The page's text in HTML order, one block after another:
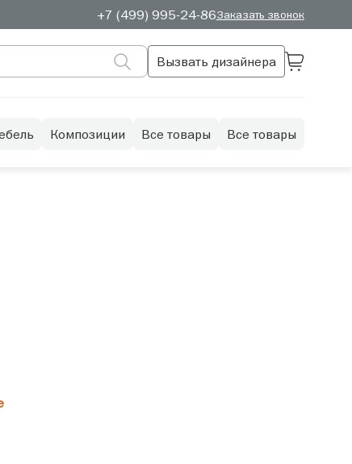
+7 (499) 995-24-86Заказать звонок
Вызвать дизайнера
Композиции Все товары Все товары